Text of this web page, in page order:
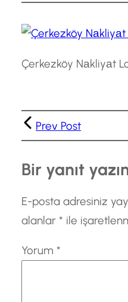
Çerkezköy Nаkliyаt
Prev Post
Bir yanıt
E-posta adresiniz
alanlar * ile
Yorum *